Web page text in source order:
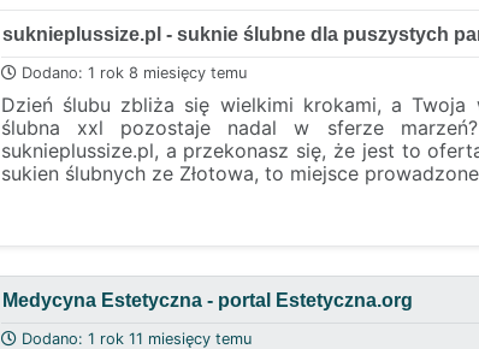
suknieplussize.pl - suknie ślubne dla puszystych
Dodano: 1 rok 8 miesięcy temu
Dzień ślubu zbliża się wielkimi krokami, a Twoja
ślubna xxl pozostaje nadal w sferze
suknieplussize.pl, a przekonasz się, że jest to
sukien ślubnych ze Złotowa, to miejsce
Medycyna Estetyczna - portal Estetyczna.org
Dodano: 1 rok 11 miesięcy temu